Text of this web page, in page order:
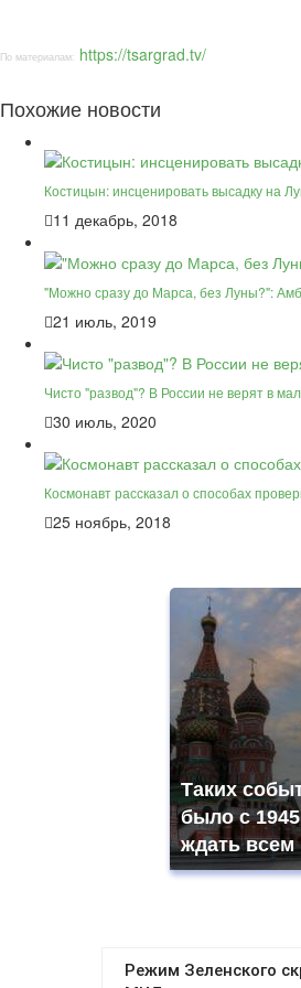
По материалам: https://tsargrad.tv/
Похожие новости
Костицын: инсценировать высадку на
11 декабрь, 2018
"Можно сразу до Марса, без Луны?":
21 июль, 2019
Чисто "развод"? В России не верят в
30 июль, 2020
Космонавт рассказал о способах
25 ноябрь, 2018
Таких
было с
ждать всем